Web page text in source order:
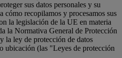
sus datos personales y su
cómo recopilamos y procesamos sus
la legislación de la UE en materia
la Normativa General de Protección
la ley de protección de datos
ubicación (las "Leyes de protección